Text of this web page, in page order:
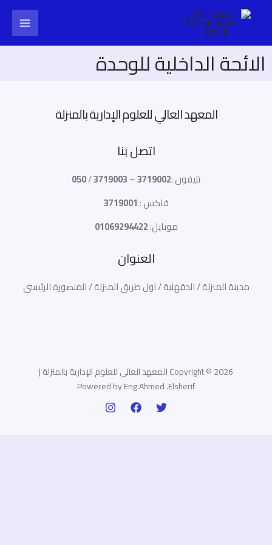
Main
Menu
الائحة الداخلية للوحدة
المعهد العالي للعلوم الإدارية بالمنزلة
اتصل بنا
تليفون :3719002
–
3719003
/
050
فاكس :3719001
موبايل:01069294422
العنوان
مدينة المنزلة / الدقهلية / اول طريق المنزلة / المنصورة الرئيسى
Copyright © 2026 المعهد العالي للعلوم الإدارية بالمنزلة |
Powered by Eng.Ahmed .Elsherif